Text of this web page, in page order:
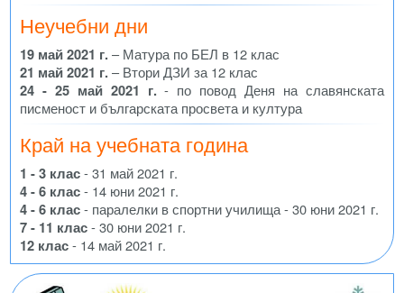
Неучебни дни
19 май 2021 г.– Матура по БЕЛ в 12 клас
21 май 2021 г.– Втори ДЗИ за 12 клас
24 - 25 май 2021 г.- по повод Деня на славянската
писменост и българската просвета и култура
Край на учебната година
1 - 3 клас- 31 май 2021 г.
4 - 6 клас- 14 юни 2021 г.
4 - 6 клас- паралелки в спортни училища - 30 юни 2021 г.
7 - 11 клас- 30 юни 2021 г.
12 клас- 14 май 2021 г.